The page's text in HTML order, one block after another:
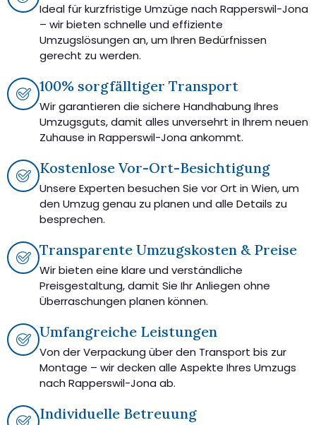
Ideal für kurzfristige Umzüge nach Rapperswil-Jona
– wir bieten schnelle und effiziente
Umzugslösungen an, um Ihren Bedürfnissen
gerecht zu werden.
100% sorgfälltiger Transport
Wir garantieren die sichere Handhabung Ihres
Umzugsguts, damit alles unversehrt in Ihrem neuen
Zuhause in Rapperswil-Jona ankommt.
Kostenlose Vor-Ort-Besichtigung
Unsere Experten besuchen Sie vor Ort in Wien, um
den Umzug genau zu planen und alle Details zu
besprechen.
Transparente Umzugskosten & Preise
Wir bieten eine klare und verständliche
Preisgestaltung, damit Sie Ihr Anliegen ohne
Überraschungen planen können.
Umfangreiche Leistungen
Von der Verpackung über den Transport bis zur
Montage – wir decken alle Aspekte Ihres Umzugs
nach Rapperswil-Jona ab.
Individuelle Betreuung